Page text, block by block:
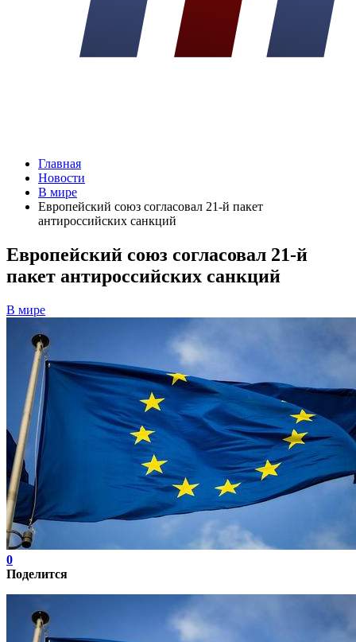
Главная
Новости
В мире
Европейский союз согласовал 21-й пакет
антироссийских санкций
Европейский союз согласовал 21-й
пакет антироссийских санкций
В мире
0
Поделится